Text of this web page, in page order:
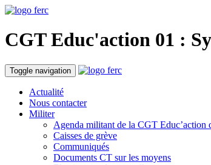
CGT Educ'action 01 :
Toggle navigation
Actualité
Nous contacter
Militer
Agenda militant de la CGT Educ’action
Caisses de grève
Communiqués
Documents CT sur les moyens